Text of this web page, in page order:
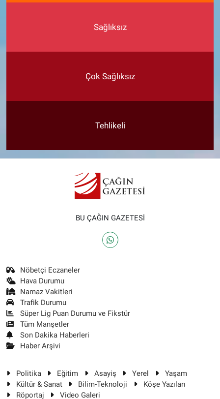
Sağlıksız
Çok Sağlıksız
Tehlikeli
BU ÇAĞIN GAZETESİ
Nöbetçi Eczaneler
Hava Durumu
Namaz Vakitleri
Trafik Durumu
Süper Lig Puan Durumu ve Fikstür
Tüm Manşetler
Son Dakika Haberleri
Haber Arşivi
Politika Eğitim Asayiş Yerel
Yaşam
Kültür & Sanat
Bilim-Teknoloji
Köşe Yazıları
Röportaj
Video Galeri